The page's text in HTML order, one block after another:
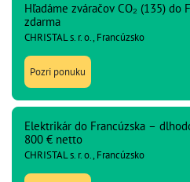
Hľadáme zváračov CO₂ (135) do
zdarma
CHRISTAL s. r. o., Francúzsko
Pozri ponuku
Elektrikár do Francúzska –
800 € netto
CHRISTAL s. r. o., Francúzsko